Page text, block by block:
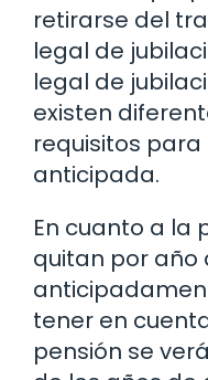
retirarse del
legal de
legal de
existen
requisitos
anticipada.
En cuanto a la
quitan por año
tener en
pensión se